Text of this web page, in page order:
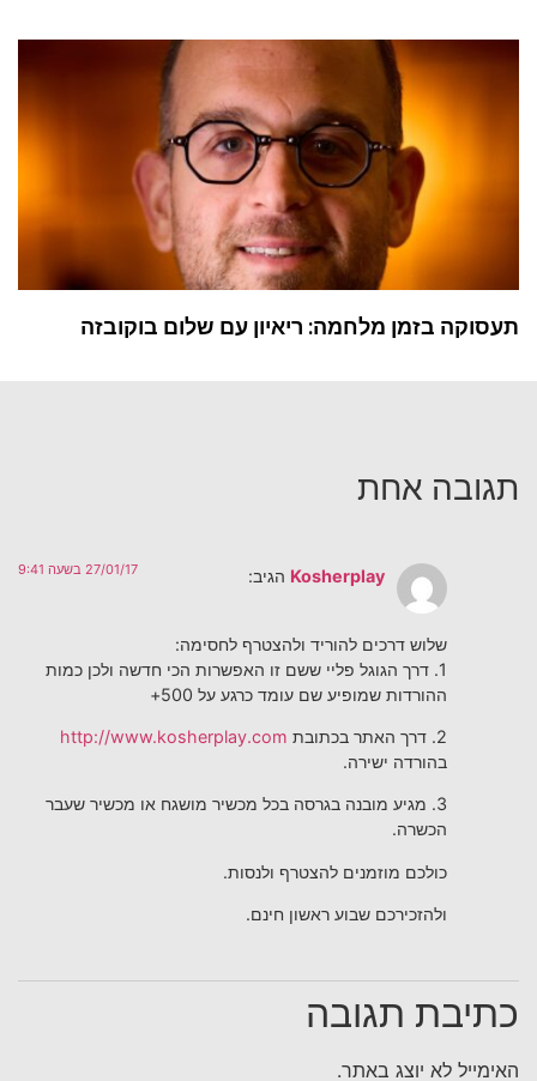
תעסוקה בזמן מלחמה: ריאיון עם שלום בוקובזה
תגובה אחת
Kosherplay הגיב: 27/01/17 בשעה 9:41
שלוש דרכים להוריד ולהצטרף לחסימה:
1. דרך הגוגל פליי ששם זו האפשרות הכי חדשה ולכן כמות
ההורדות שמופיע שם עומד כרגע על 500+
2. דרך האתר בכתובת
http://www.kosherplay.com
בהורדה ישירה.
3. מגיע מובנה בגרסה בכל מכשיר מושגח או מכשיר שעבר
הכשרה.
כולכם מוזמנים להצטרף ולנסות.
ולהזכירכם שבוע ראשון חינם.
כתיבת תגובה
האימייל לא יוצג באתר.